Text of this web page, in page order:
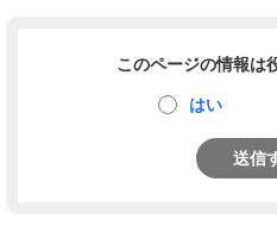
このページの情報は
はい
送信